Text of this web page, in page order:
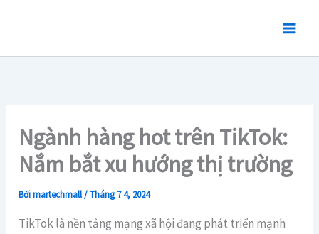
Ngành hàng hot trên TikTok:
Nắm bắt xu hướng thị trường
Bởimartechmall/Tháng 7 4, 2024
TikTok là nền tảng mạng xã hội đang phát triển mạnh